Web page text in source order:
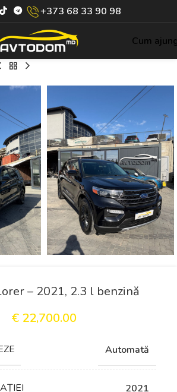
+373 68 33 90 98
Cum
– 2021, 2.3 l benzină
€ 22,700.00
Automată
2021